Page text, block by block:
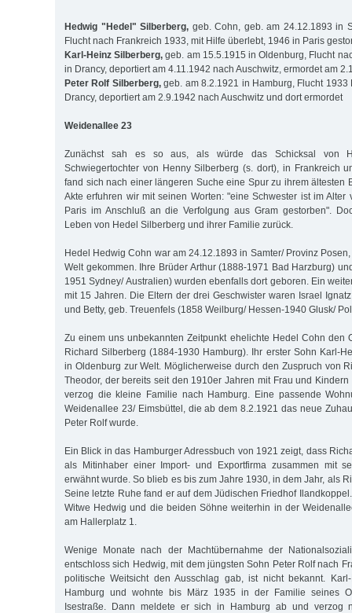
Hedwig "Hedel" Silberberg, geb. Cohn, geb. am 24.12.1893 in
Flucht nach Frankreich 1933, mit Hilfe überlebt, 1946 in Paris
Karl-Heinz Silberberg, geb. am 15.5.1915 in Oldenburg, Flucht
in Drancy, deportiert am 4.11.1942 nach Auschwitz, ermordet am
Peter Rolf Silberberg,geb. am 8.2.1921 in Hamburg, Flucht 1933
Drancy, deportiert am 2.9.1942 nach Auschwitz und dort ermordet
Weidenallee 23
Zunächst sah es so aus, als würde das Schicksal von
Schwiegertochter von Henny Silberberg (s. dort), in Frankreich
fand sich nach einer längeren Suche eine Spur zu ihrem ältesten
Akte erfuhren wir mit seinen Worten: "eine Schwester ist im
Paris im Anschluß an die Verfolgung aus Gram gestorben".
Leben von Hedel Silberberg und ihrer Familie zurück.
Hedel Hedwig Cohn war am 24.12.1893 in Samter/ Provinz
Welt gekommen. Ihre Brüder Arthur (1888-1971 Bad Harzburg)
1951 Sydney/ Australien) wurden ebenfalls dort geboren. Ein
mit 15 Jahren. Die Eltern der drei Geschwister waren Israel
und Betty, geb. Treuenfels (1858 Weilburg/ Hessen-1940 Glusk/
Zu einem uns unbekannten Zeitpunkt ehelichte Hedel Cohn den
Richard Silberberg (1884-1930 Hamburg). Ihr erster Sohn Karl-
in Oldenburg zur Welt. Möglicherweise durch den Zuspruch von
Theodor, der bereits seit den 1910er Jahren mit Frau und
verzog die kleine Familie nach Hamburg. Eine passende
Weidenallee 23/ Eimsbüttel, die ab dem 8.2.1921 das neue
Peter Rolf wurde.
Ein Blick in das Hamburger Adressbuch von 1921 zeigt, dass
als Mitinhaber einer Import- und Exportfirma zusammen mit
erwähnt wurde. So blieb es bis zum Jahre 1930, in dem Jahr, als
Seine letzte Ruhe fand er auf dem Jüdischen Friedhof
Witwe Hedwig und die beiden Söhne weiterhin in der
am Hallerplatz 1.
Wenige Monate nach der Machtübernahme der
entschloss sich Hedwig, mit dem jüngsten Sohn Peter Rolf nach
politische Weitsicht den Ausschlag gab, ist nicht bekannt.
Hamburg und wohnte bis März 1935 in der Familie seines
Isestraße. Dann meldete er sich in Hamburg ab und verzog